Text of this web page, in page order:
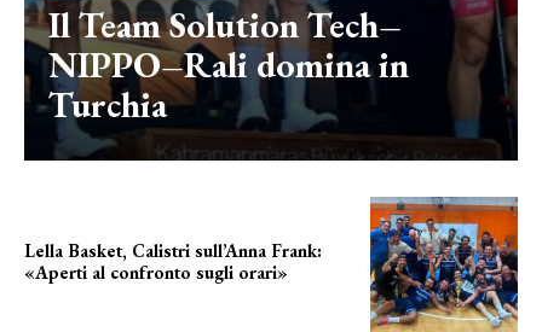
Il Team Solution Tech–
NIPPO–Rali domina in
Turchia
Lella Basket, Calistri sull’Anna Frank:
«Aperti al confronto sugli orari»